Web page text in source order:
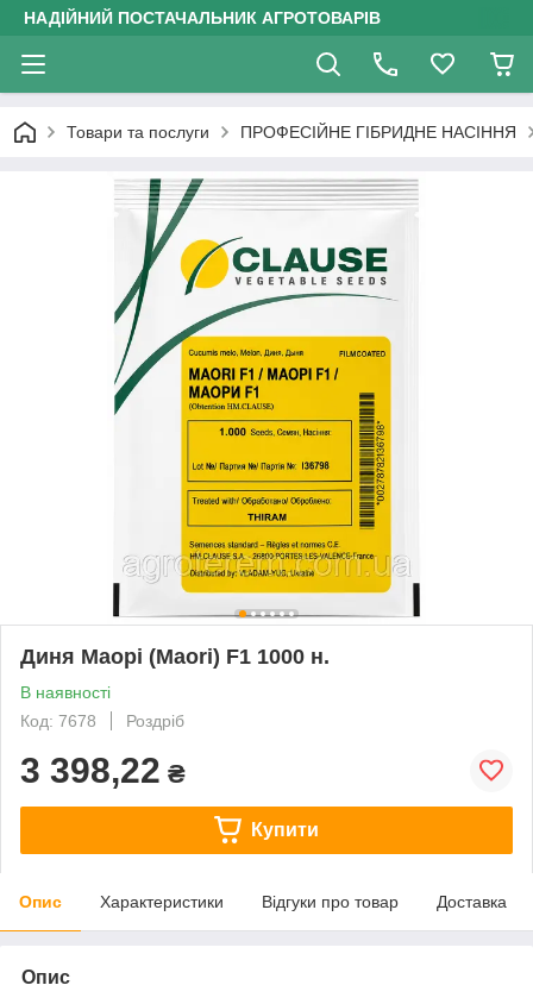
НАДІЙНИЙ ПОСТАЧАЛЬНИК АГРОТОВАРІВ
Товари та послуги ПРОФЕСІЙНЕ ГІБРИДНЕ НАСІННЯ
Диня Маорі (Maori) F1 1000 н.
В наявності
Код: 7678
Роздріб
3 398,22 ₴
Купити
Опис Характеристики Відгуки про товар Доставка
Опис